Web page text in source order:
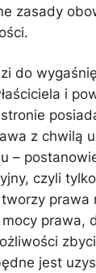
zasady
do
i
z chwilą
–
czyli
prawa
prawa,
jest